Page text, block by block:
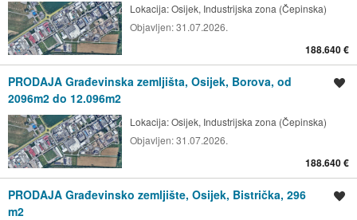
Lokacija:Osijek, Industrijska zona (Čepinska)
Objavljen:31.07.2026.
188.640 €
PRODAJA Građevinska zemljišta, Osijek, Borova, od
2096m2 do 12.096m2
Lokacija:Osijek, Industrijska zona (Čepinska)
Objavljen:31.07.2026.
188.640 €
PRODAJA Građevinsko zemljište, Osijek, Bistrička, 296
m2